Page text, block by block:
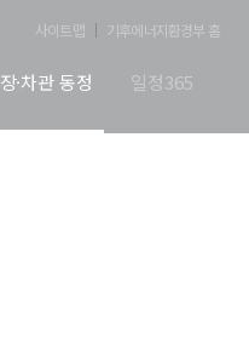
사이트맵 기후에너지환경부 홈
장·차관 동정 일정365